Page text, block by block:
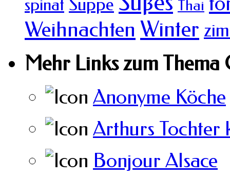
spinat Suppe Thai
Weihnachten Winter
Mehr Links zum Thema
Anonyme Köche
Arthurs Tochter
Bonjour Alsace